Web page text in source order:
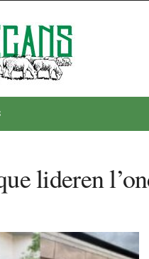
lideren